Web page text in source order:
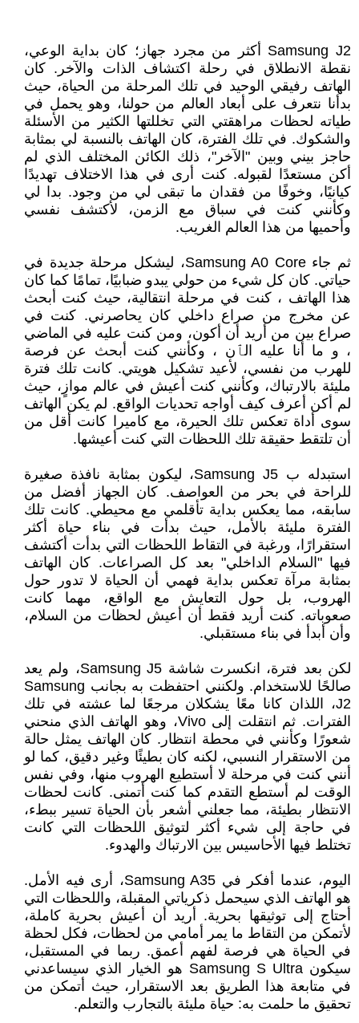
Samsung J2 أكثر من مجرد جهاز؛ كان بداية الوعي،
نقطة الانطلاق في رحلة اكتشاف الذات والآخر. كان
الهاتف رفيقي الوحيد في تلك المرحلة من الحياة، حيث
بدأنا نتعرف على أبعاد العالم من حولنا، وهو يحمل في
طياته لحظات مراهقتي التي تخللتها الكثير من الأسئلة
والشكوك. في تلك الفترة، كان الهاتف بالنسبة لي بمثابة
حاجز بيني وبين "الآخر"، ذلك الكائن المختلف الذي لم
أكن مستعدًا لقبوله. كنت أرى في هذا الاختلاف تهديدًا
كيانيًا، وخوفًا من فقدان ما تبقى لي من وجود. بدا لي
وكأنني كنت في سباق مع الزمن، لأكتشف نفسي
وأحميها من هذا العالم الغريب.
ثم جاء Samsung A0 Core، ليشكل مرحلة جديدة في
حياتي. كان كل شيء من حولي يبدو ضبابيًا، تمامًا كما كان
هذا الهاتف ، كنت في مرحلة انتقالية، حيث كنت أبحث
عن مخرج من صراع داخلي كان يحاصرني. كنت في
صراع بين من أريد أن أكون، ومن كنت عليه في الماضي
، و ما أنا عليه الٱن ، وكأنني كنت أبحث عن فرصة
للهرب من نفسي، لأعيد تشكيل هويتي. كانت تلك فترة
مليئة بالارتباك، وكأنني كنت أعيش في عالم موازٍ، حيث
لم أكن أعرف كيف أواجه تحديات الواقع. لم يكن الهاتف
سوى أداة تعكس تلك الحيرة، مع كاميرا كانت أقل من
أن تلتقط حقيقة تلك اللحظات التي كنت أعيشها.
استبدله ب Samsung J5، ليكون بمثابة نافذة صغيرة
للراحة في بحر من العواصف. كان الجهاز أفضل من
سابقه، مما يعكس بداية تأقلمي مع محيطي. كانت تلك
الفترة مليئة بالأمل، حيث بدأت في بناء حياة أكثر
استقرارًا، ورغبة في التقاط اللحظات التي بدأت أكتشف
فيها "السلام الداخلي" بعد كل الصراعات. كان الهاتف
بمثابة مرآة تعكس بداية فهمي أن الحياة لا تدور حول
الهروب، بل حول التعايش مع الواقع، مهما كانت
صعوباته. كنت أريد فقط أن أعيش لحظات من السلام،
وأن أبدأ في بناء مستقبلي.
لكن بعد فترة، انكسرت شاشة Samsung J5، ولم يعد
صالحًا للاستخدام. ولكنني احتفظت به بجانب Samsung
J2، اللذان كانا معًا يشكلان مرجعًا لما عشته في تلك
الفترات. ثم انتقلت إلى Vivo، وهو الهاتف الذي منحني
شعورًا وكأنني في محطة انتظار. كان الهاتف يمثل حالة
من الاستقرار النسبي، لكنه كان بطيئًا وغير دقيق، كما لو
أنني كنت في مرحلة لا أستطيع الهروب منها، وفي نفس
الوقت لم أستطع التقدم كما كنت أتمنى. كانت لحظات
الانتظار بطيئة، مما جعلني أشعر بأن الحياة تسير ببطء،
في حاجة إلى شيء أكثر لتوثيق اللحظات التي كانت
تختلط فيها الأحاسيس بين الارتباك والهدوء.
اليوم، عندما أفكر في Samsung A35، أرى فيه الأمل.
هو الهاتف الذي سيحمل ذكرياتي المقبلة، واللحظات التي
أحتاج إلى توثيقها بحرية. أريد أن أعيش بحرية كاملة،
لأتمكن من التقاط ما يمر أمامي من لحظات، فكل لحظة
في الحياة هي فرصة لفهم أعمق. ربما في المستقبل،
سيكون Samsung S Ultra هو الخيار الذي سيساعدني
في متابعة هذا الطريق بعد الاستقرار، حيث أتمكن من
تحقيق ما حلمت به: حياة مليئة بالتجارب والتعلم.